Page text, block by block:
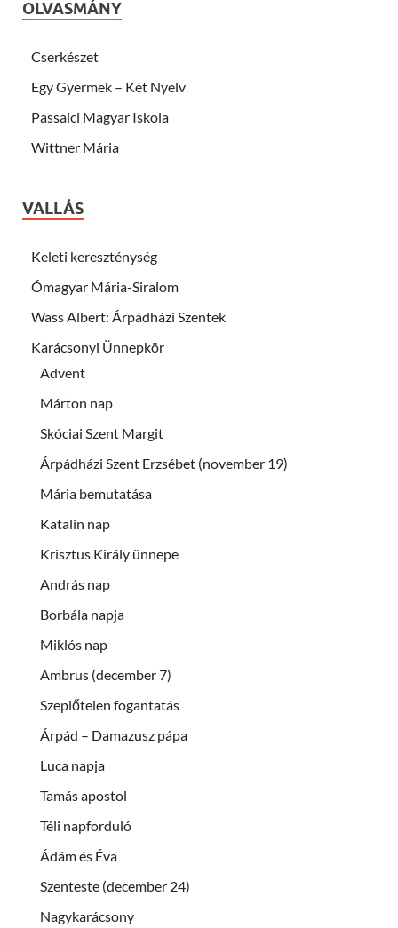
OLVASMÁNY
Cserkészet
Egy Gyermek – Két Nyelv
Passaici Magyar Iskola
Wittner Mária
VALLÁS
Keleti kereszténység
Ómagyar Mária-Siralom
Wass Albert: Árpádházi Szentek
Karácsonyi Ünnepkör
Advent
Márton nap
Skóciai Szent Margit
Árpádházi Szent Erzsébet (november 19)
Mária bemutatása
Katalin nap
Krisztus Király ünnepe
András nap
Borbála napja
Miklós nap
Ambrus (december 7)
Szeplőtelen fogantatás
Árpád – Damazusz pápa
Luca napja
Tamás apostol
Téli napforduló
Ádám és Éva
Szenteste (december 24)
Nagykarácsony